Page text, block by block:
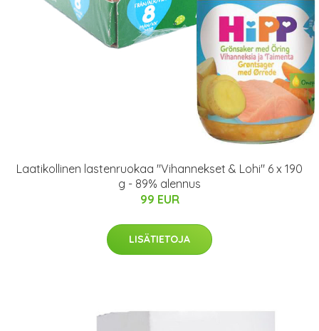
Laatikollinen lastenruokaa "Vihannekset & Lohi" 6 x 190
g - 89% alennus
99 EUR
LISÄTIETOJA